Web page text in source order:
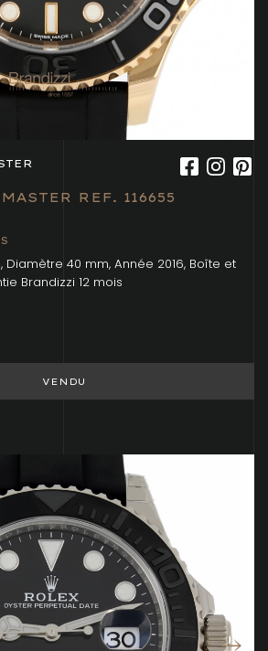
REF. 116655
Diamètre 40 mm, Année 2016, Boîte et
Brandizzi 12 mois
VENDU